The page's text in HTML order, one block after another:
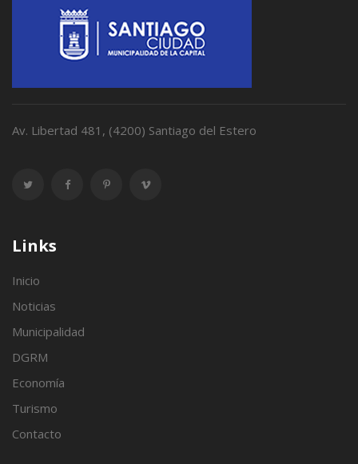
Av. Libertad 481, (4200) Santiago del Estero
Links
Inicio
Noticias
Municipalidad
DGRM
Economía
Turismo
Contacto